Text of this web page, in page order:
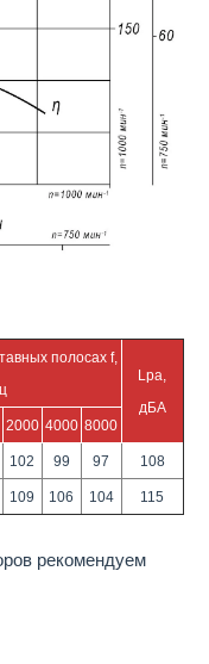
полосах f,
Lpa,
дБА
2000 4000 8000
102 99 97 108
109 106 104 115
рекомендуем